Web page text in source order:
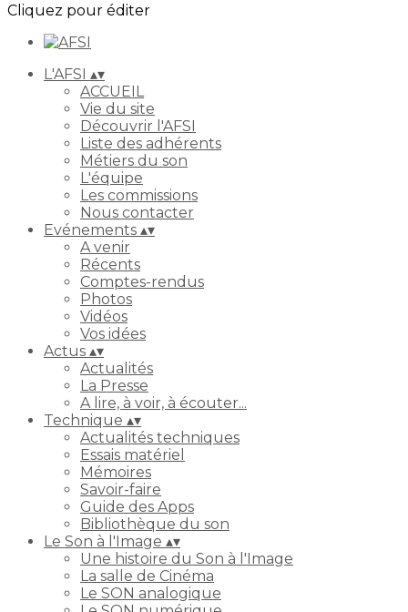
Cliquez pour éditer
L'AFSI ▴▾
ACCUEIL
Vie du site
Découvrir l'AFSI
Liste des adhérents
Métiers du son
L'équipe
Les commissions
Nous contacter
Evénements ▴▾
A venir
Récents
Comptes-rendus
Photos
Vidéos
Vos idées
Actus ▴▾
Actualités
La Presse
A lire, à voir, à écouter...
Technique ▴▾
Actualités techniques
Essais matériel
Mémoires
Savoir-faire
Guide des Apps
Bibliothèque du son
Le Son à l'Image ▴▾
Une histoire du Son à l'Image
La salle de Cinéma
Le SON analogique